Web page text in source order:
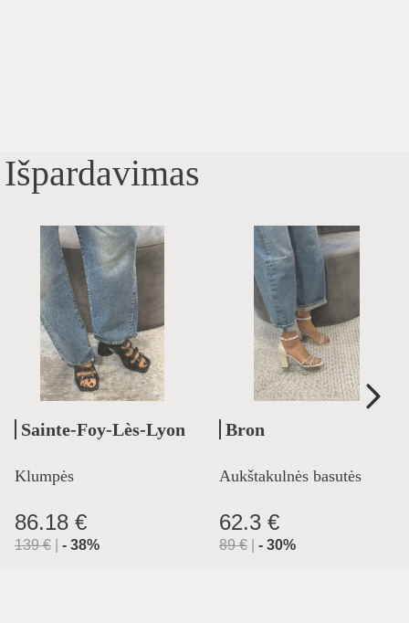
Išpardavimas
Sainte-Foy-Lès-Lyon
Klumpės
86.18 €
139€ - 38%
Bron
Aukštakulnės basutės
62.3 €
89€ - 30%